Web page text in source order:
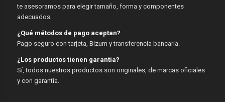
te asesoramos para elegir tamaño, forma y componentes
adecuados.
¿Qué métodos de pago aceptan?
Pago seguro con tarjeta, Bizum y transferencia bancaria.
¿Los productos tienen garantía?
Sí, todos nuestros productos son originales, de marcas oficiales
y con garantía.